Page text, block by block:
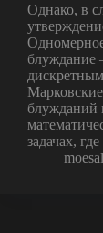
Однако, в
блуждание
блужданий
задачах,